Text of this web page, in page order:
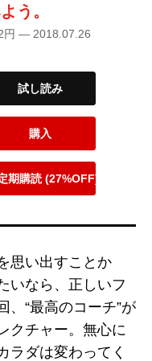
う。
円 — 2018.07.26
試し読み
購入
期購読 (27%OFF)
思い出すことか
いなら、正しいフ
、“最高のコーチ”が
クチャー。無心に
ラダは変わってく